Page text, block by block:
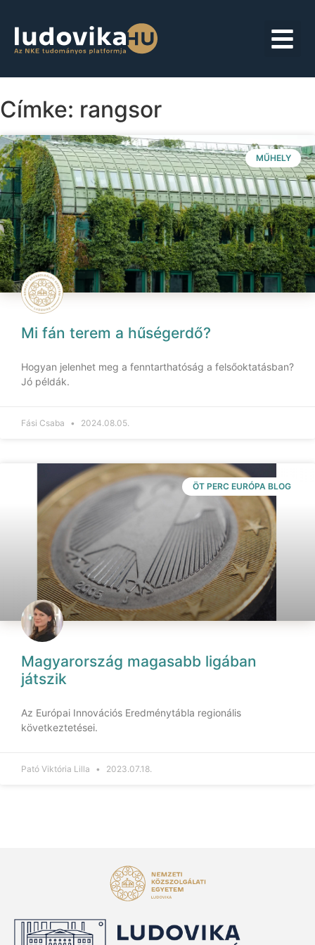
Címke: rangsor
MŰHELY
Mi fán terem a hűségerdő?
Hogyan jelenhet meg a fenntarthatóság a felsőoktatásban?
Jó példák.
Fási Csaba 2024.08.05.
ÖT PERC EURÓPA BLOG
Magyarország magasabb ligában
játszik
Az Európai Innovációs Eredménytábla regionális
következtetései.
Pató Viktória Lilla 2023.07.18.